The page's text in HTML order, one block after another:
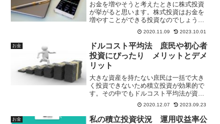
お金を増やそうと考えたときに株式投資
が挙がると思います。株式投資はお金を
増やすことができる投資なのでしょう
か。元本が減ることがあるためギャンブ
ルと言われることも多くあります。ギャ
ンブルとの比較として還元率を挙げるこ
とでお金を増やすのに良い投資先である
か見てみます。
2020.11.09 2023.10.01
お金
ドルコスト平均法 庶民や初心者
投資にぴったり メリットとデメ
リット
大きな資産を持たない庶民は一括で大き
く投資できないため積立投資が効果的で
す。その中でもドルコスト平均法が資産
を持たない庶民には非常におすすめで
す。ドルコスト平均法の投資例と供にメ
リットとデメリットを書いています。
2020.12.07 2023.09.23
お金
私の積立投資状況 運用収益率公